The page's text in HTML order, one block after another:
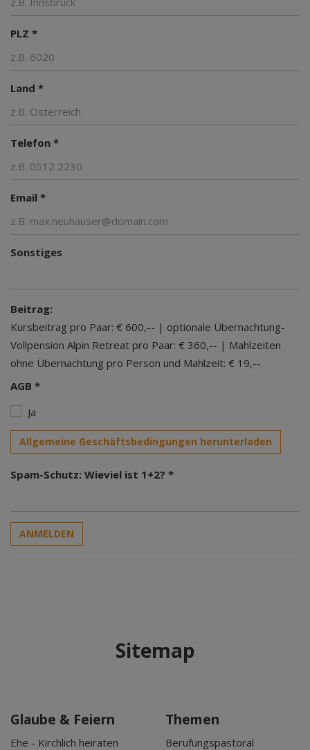
PLZ *
Land *
Telefon *
Email *
Sonstiges
Beitrag:
Kursbeitrag pro Paar: € 600,-- | optionale Übernachtung-
Vollpension Alpin Retreat pro Paar: € 360,-- | Mahlzeiten
ohne Übernachtung pro Person und Mahlzeit: € 19,--
AGB *
Ja
Allgemeine Geschäftsbedingungen herunterladen
Spam-Schutz: Wieviel ist 1+2? *
ANMELDEN
Sitemap
Glaube & Feiern
Ehe - Kirchlich heiraten
Themen
Berufungspastoral